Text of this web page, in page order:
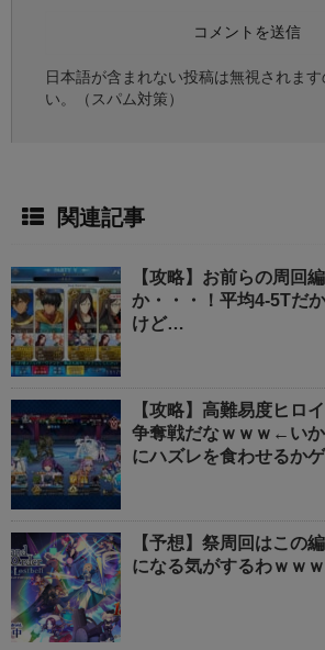
日本語が含まれない投稿は無視されま
い。（スパム対策）
関連記事
【攻略】お前らの周回
か・・・！平均4-5Tだ
けど…
【攻略】高難易度ヒロ
争奪戦だなｗｗｗ←い
にハズレを食わせるか
【予想】祭周回はこの
になる気がするわｗｗ